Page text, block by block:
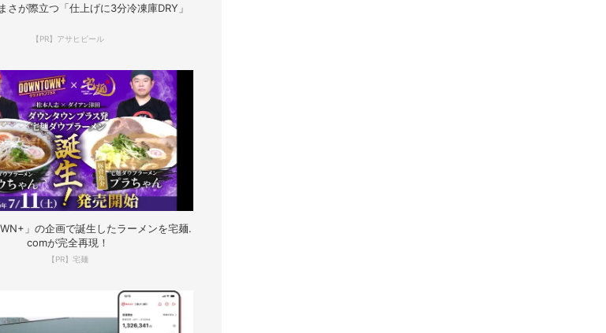
さが際立つ「仕上げに3分冷凍庫DRY」
【PR】アサヒビール
」の企画で誕生したラーメンを宅麺.
comが完全再現！
【PR】宅麺